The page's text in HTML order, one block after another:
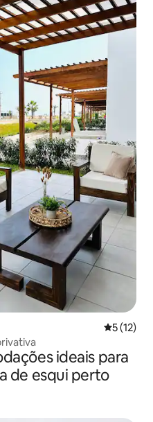
5 de uma
5 (12)
ideais para
de esqui perto